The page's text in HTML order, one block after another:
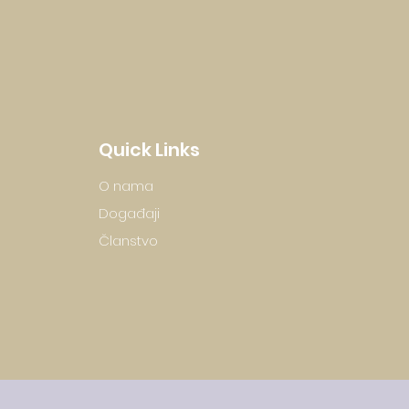
Quick Links
O nama
Događaji
Članstvo